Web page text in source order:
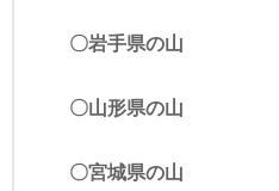
〇岩手県の山
〇山形県の山
〇宮城県の山